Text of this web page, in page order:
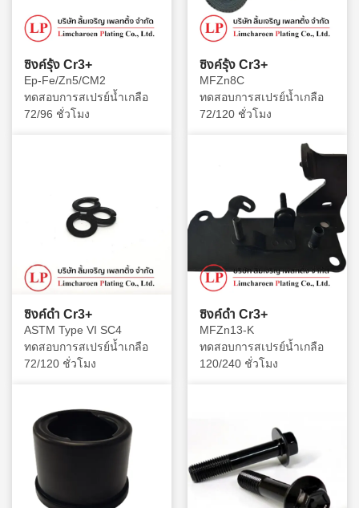
ซิงค์รุ้ง Cr3+
Ep-Fe/Zn5/CM2
ทดสอบการสเปรย์น้ำเกลือ
72/96 ชั่วโมง
ซิงค์รุ้ง Cr3+
MFZn8C
ทดสอบการสเปรย์น้ำเกลือ
72/120 ชั่วโมง
ซิงค์ดำ Cr3+
ASTM Type VI SC4
ทดสอบการสเปรย์น้ำเกลือ
72/120 ชั่วโมง
ซิงค์ดำ Cr3+
MFZn13-K
ทดสอบการสเปรย์น้ำเกลือ
120/240 ชั่วโมง